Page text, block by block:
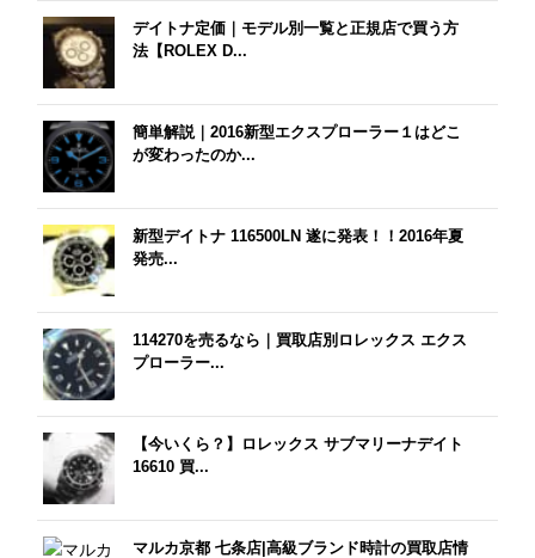
デイトナ定価｜モデル別一覧と正規店で買う方
法【ROLEX D...
簡単解説｜2016新型エクスプローラー１はどこ
が変わったのか...
新型デイトナ 116500LN 遂に発表！！2016年夏
発売...
114270を売るなら｜買取店別ロレックス エクス
プローラー...
【今いくら？】ロレックス サブマリーナデイト
16610 買...
マルカ京都 七条店|高級ブランド時計の買取店情